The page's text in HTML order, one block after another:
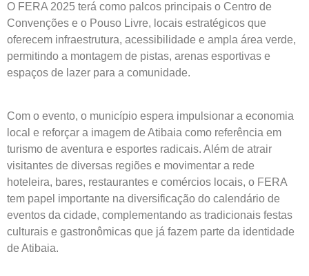
O FERA 2025 terá como palcos principais o Centro de
Convenções e o Pouso Livre, locais estratégicos que
oferecem infraestrutura, acessibilidade e ampla área verde,
permitindo a montagem de pistas, arenas esportivas e
espaços de lazer para a comunidade.
Com o evento, o município espera impulsionar a economia
local e reforçar a imagem de Atibaia como referência em
turismo de aventura e esportes radicais. Além de atrair
visitantes de diversas regiões e movimentar a rede
hoteleira, bares, restaurantes e comércios locais, o FERA
tem papel importante na diversificação do calendário de
eventos da cidade, complementando as tradicionais festas
culturais e gastronômicas que já fazem parte da identidade
de Atibaia.